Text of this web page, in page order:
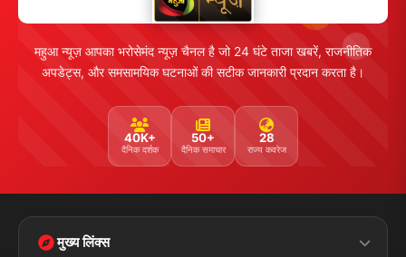
महुआ न्यूज़ आपका भरोसेमंद न्यूज़ चैनल है जो 24 घंटे ताजा खबरें, राजनीतिक
अपडेट्स, और समसामयिक घटनाओं की सटीक जानकारी प्रदान करता है।
40K+
दैनिक दर्शक
50+
दैनिक समाचार
28
राज्य कवरेज
मुख्य लिंक्स